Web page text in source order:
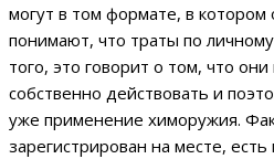
могут в том формате, в
понимают, что траты по
того, это говорит о том, что
собственно действовать и
уже применение химоружия.
зарегистрирован на месте,